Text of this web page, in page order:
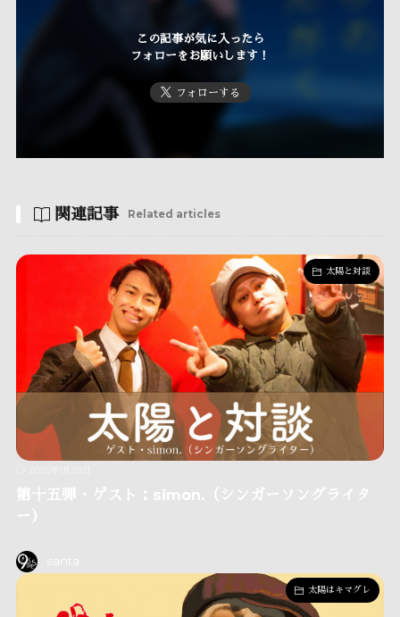
この記事が気に入ったら
フォローをお願いします！
フォローする
関連記事 Related articles
太陽と対談
第十五弾・ゲスト：simon.（シンガーソングライタ
ー）
santa
太陽はキマグレ